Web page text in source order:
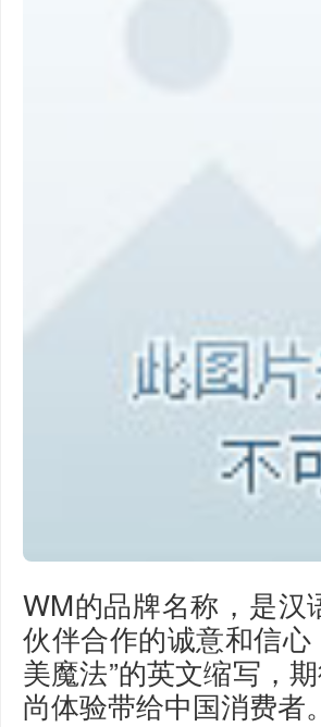
WM的品牌名称，是汉
伙伴合作的诚意和信心
美魔法”的英文缩写，
尚体验带给中国消费者。